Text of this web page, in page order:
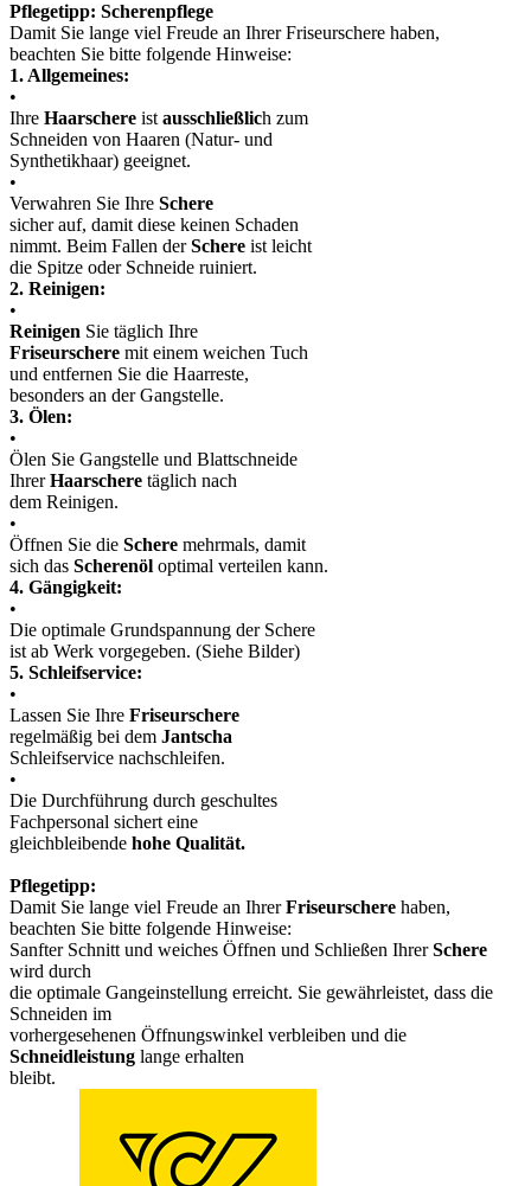
Pflegetipp: Scherenpflege
Damit Sie lange viel Freude an Ihrer Friseurschere haben,
beachten Sie bitte folgende Hinweise:
1. Allgemeines:
•
Ihre Haarschere ist ausschließlich zum
Schneiden von Haaren (Natur- und
Synthetikhaar) geeignet.
•
Verwahren Sie Ihre Schere
sicher auf, damit diese keinen Schaden
nimmt. Beim Fallen derSchere ist leicht
die Spitze oder Schneide ruiniert.
2. Reinigen:
•
Reinigen Sie täglich Ihre
Friseurschere mit einem weichen Tuch
und entfernen Sie die Haarreste,
besonders an der Gangstelle.
3. Ölen:
•
Ölen Sie Gangstelle und Blattschneide
IhrerHaarschere täglich nach
dem Reinigen.
•
Öffnen Sie die Schere mehrmals, damit
sich das Scherenöl optimal verteilen kann.
4. Gängigkeit:
•
Die optimale Grundspannung der Schere
ist ab Werk vorgegeben. (Siehe Bilder)
5. Schleifservice:
•
Lassen Sie Ihre Friseurschere
regelmäßig bei dem Jantscha
Schleifservice nachschleifen.
•
Die Durchführung durch geschultes
Fachpersonal sichert eine
gleichbleibende hohe Qualität.
Pflegetipp:
Damit Sie lange viel Freude an IhrerFriseurschere haben,
beachten Sie bitte folgende Hinweise:
Sanfter Schnitt und weiches Öffnen und Schließen IhrerSchere
wird durch
die optimale Gangeinstellung erreicht. Sie gewährleistet, dass die
Schneiden im
vorhergesehenen Öffnungswinkel verbleiben und die
Schneidleistung lange erhalten
bleibt.